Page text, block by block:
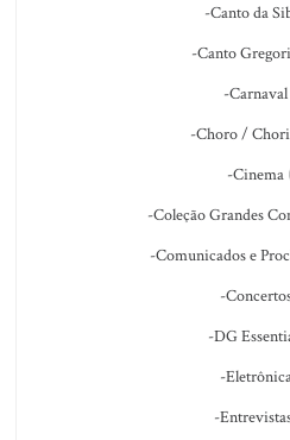
-Canto da
-Canto
-Carnaval
-Choro /
-Cinema
-Coleção Grandes
-Comunicados e
-
-DG
-
-